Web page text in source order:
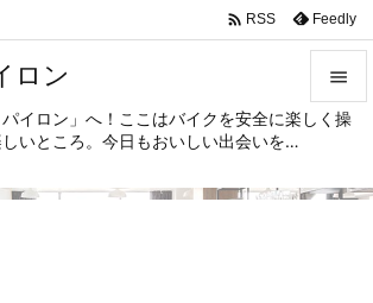
ロン
イロン」へ！ここはバイクを安全に楽しく操
いところ。今日もおいしい出会いを…



 RSS Feedly